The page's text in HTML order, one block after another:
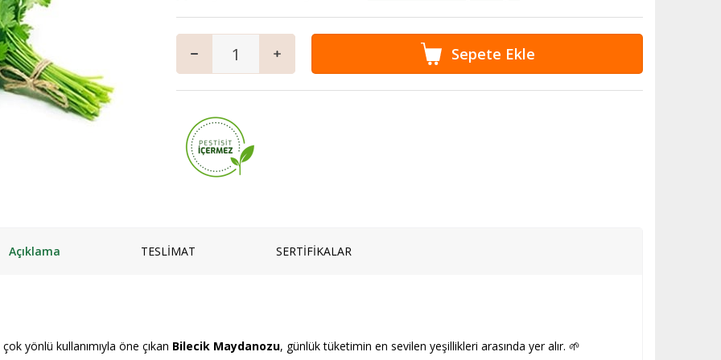
Kaymaklı
Jersey Yoğurt
Yoğurt mayası
Salam
ve Kek Karışımları
Vegan Ürünler
Anne & Çocuk
Ev Yemekleri
Mezeler
Ana Yemekler
ve Jeli
Açıklama TESLİMAT SERTİFİKALAR
yönlü kullanımıyla öne çıkan Bilecik Maydanozu, günlük tüketimin en sevilen yeşillikleri arasında yer alır. 🌱